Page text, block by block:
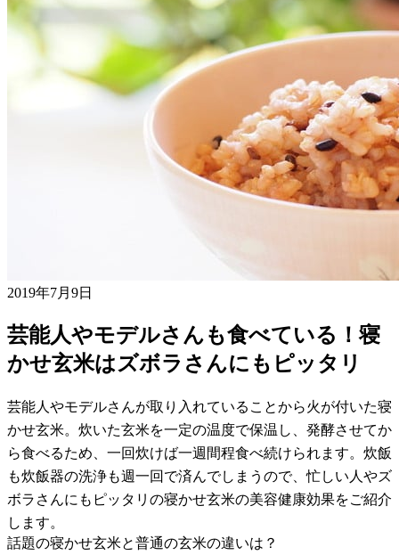
2019年7月9日
芸能人やモデルさんも食べている！寝
かせ玄米はズボラさんにもピッタリ
芸能人やモデルさんが取り入れていることから火が付いた寝
かせ玄米。炊いた玄米を一定の温度で保温し、発酵させてか
ら食べるため、一回炊けば一週間程食べ続けられます。炊飯
も炊飯器の洗浄も週一回で済んでしまうので、忙しい人やズ
ボラさんにもピッタリの寝かせ玄米の美容健康効果をご紹介
します。
話題の寝かせ玄米と普通の玄米の違いは？